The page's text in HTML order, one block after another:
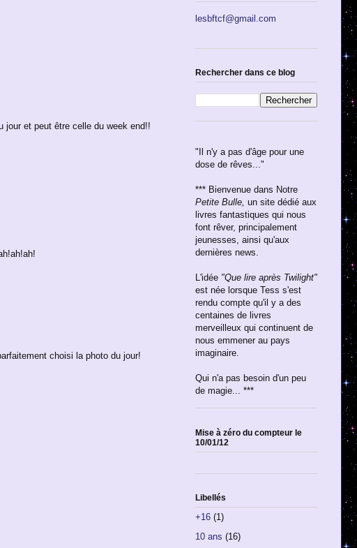
jour et peut être celle du week end!!
choisi la photo du jour!
lesbftcf@gmail.com
Rechercher dans ce blog
"Il n'y a pas d'âge pour une
dose de rêves..."
*** Bienvenue dans Notre
Petite Bulle, un site dédié aux
livres fantastiques qui nous
font rêver, principalement
jeunesses, ainsi qu'aux
dernières news.
L'idée "Que lire après Twilight"
est née lorsque Tess s'est
rendu compte qu'il y a des
centaines de livres
merveilleux qui continuent de
nous emmener au pays
imaginaire.
Qui n'a pas besoin d'un peu
de magie... ***
Mise à zéro du compteur le
10/01/12
Libellés
+16 (1)
10 ans (16)